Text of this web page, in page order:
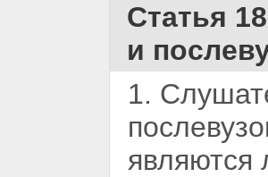
Статья
и
1.
являются